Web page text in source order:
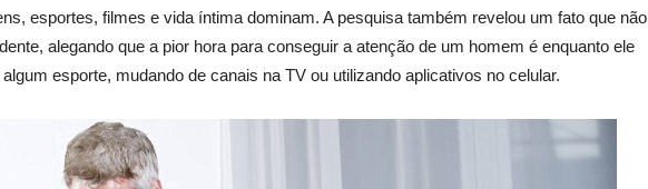
esportes, filmes e vida íntima dominam. A pesquisa também revelou um fato que não
alegando que a pior hora para conseguir a atenção de um homem é enquanto ele
esporte, mudando de canais na TV ou utilizando aplicativos no celular.